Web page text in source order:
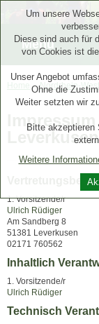
Menü
Home Nordrhein-
1. Vorsitzende/r
Ulrich Rüdiger
Am Sandberg 8
51381 Leverkusen
02171 760562
Inhaltlich
1. Vorsitzende/r
Ulrich Rüdiger
Technisch
Um unsere
Diese sind auch für
von Cookies ist
Unser Angebot
Ohne die
Weiter setzten wir
Bitte akzeptieren
Weitere